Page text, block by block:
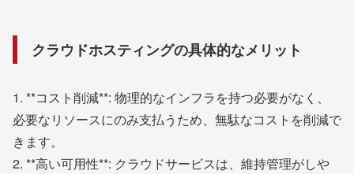
クラウドホスティングの具体的なメリット
1. **コスト削減**: 物理的なインフラを持つ必要がなく、
必要なリソースにのみ支払うため、無駄なコストを削減で
きます。
2. **高い可用性**: クラウドサービスは、維持管理がしや